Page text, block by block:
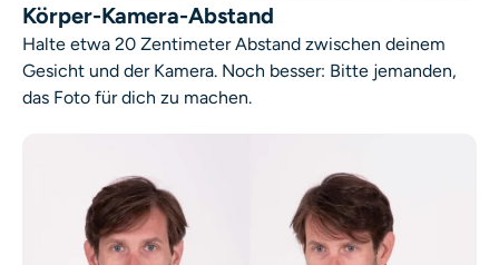
Headshot-Generator Pro
KI-Headshot-Generator
Video-Werkzeuge
Körper-Kamera-Abstand
Halte etwa 20 Zentimeter Abstand zwischen deinem
Gesicht und der Kamera. Noch besser: Bitte jemanden,
das Foto für dich zu machen.